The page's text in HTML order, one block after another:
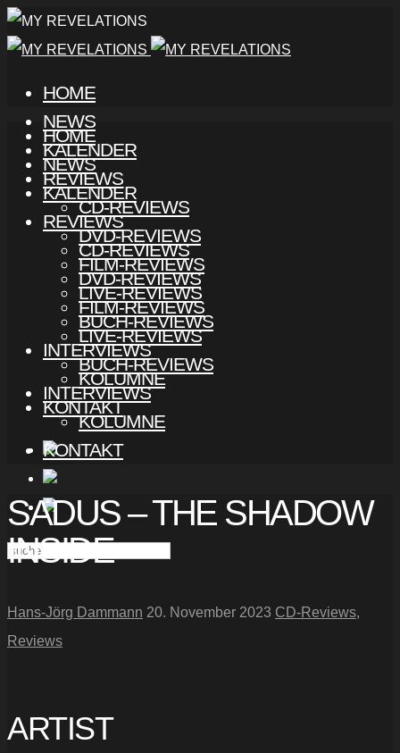
HOME
NEWS
KALENDER
REVIEWS
CD-REVIEWS
DVD-REVIEWS
FILM-REVIEWS
LIVE-REVIEWS
BUCH-REVIEWS
INTERVIEWS
KOLUMNE
KONTAKT
HOME
NEWS
KALENDER
REVIEWS
CD-REVIEWS
DVD-REVIEWS
FILM-REVIEWS
LIVE-REVIEWS
BUCH-REVIEWS
INTERVIEWS
KOLUMNE
KONTAKT
SADUS – THE SHADOW
INSIDE
Hans-Jörg Dammann 20. November 2023 CD-Reviews,
Reviews
ARTIST